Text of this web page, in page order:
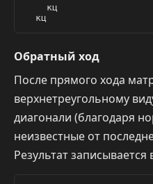
    кц
Обратный ход
После прямого хода
верхнетреугольному
диагонали (благодаря
неизвестные от
Результат записывается